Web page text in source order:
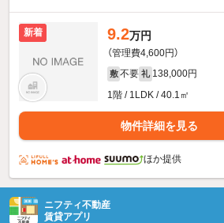
新着 9.2万円
（管理費4,600円）
敷 不要 礼 138,000円
1階 / 1LDK / 40.1㎡
物件詳細を見る
ほか提供
ニフティ不動産
賃貸アプリ